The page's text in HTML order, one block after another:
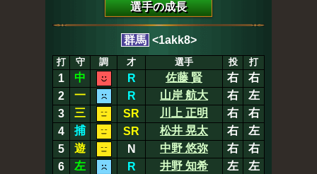
選手の成長
群馬 <1akk8>
打 守 調 才 選手 投 打
1 中 R 佐藤 賢 右
右
2
一 R 山岸 航大 右
左
3
三 SR 川上 正明 右
右
4
捕 SR 松井 晃太 右
左
5
遊 N 中野 悠弥 右
右
6
左 R 井野 知希 左
左